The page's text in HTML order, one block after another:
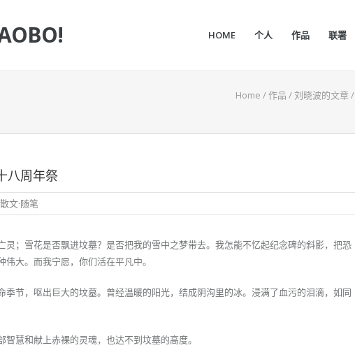
HOME 个人 作品 联署
Home /作品 /刘晓波的文章/
八周年祭
散文·随笔
；雪花是否飘进坟墓？是否把我的雪中之梦带去。我怎能不忆起纪念碑的斜影，把恐
大。而我宁愿，你们活在平凡中。
节，呕出巨大的坟墓。曾经温暖的阳光，结成阴沟里的冰。浸满了血污的泪滴，如同
慧和献上赤裸的灵魂，也达不到坟墓的高度。